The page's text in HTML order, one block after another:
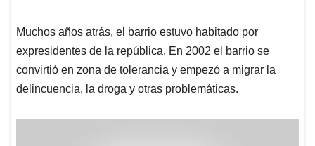
Muchos años atrás, el barrio estuvo habitado por
expresidentes de la república. En 2002 el barrio se
convirtió en zona de tolerancia y empezó a migrar la
delincuencia, la droga y otras problemáticas.